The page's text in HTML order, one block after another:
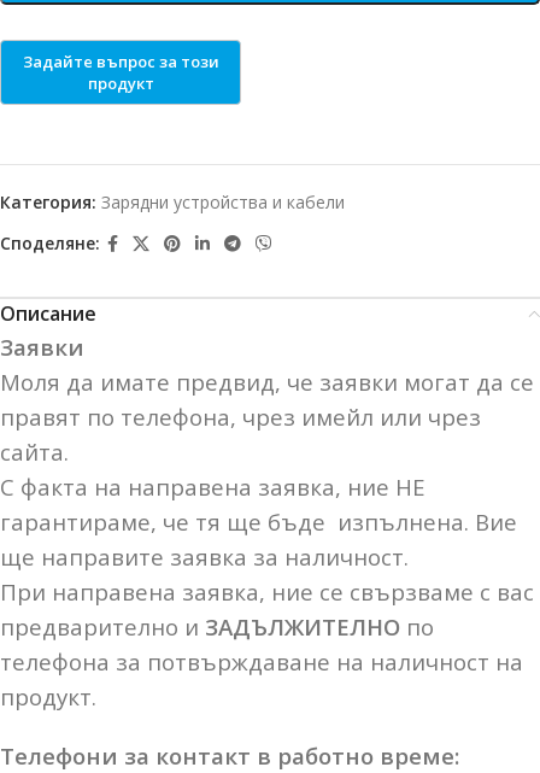
Категория: Зарядни устройства и кабели
Споделяне:
Описание
Заявки
Моля да имате предвид, че заявки могат да се
правят по телефона, чрез имейл или чрез
сайта.
С факта на направена заявка, ние НЕ
гарантираме, че тя ще бъде изпълнена. Вие
ще направите заявка за наличност.
При направена заявка, ние се свързваме с вас
предварително и ЗАДЪЛЖИТЕЛНО по
телефона за потвърждаване на наличност на
продукт.
Телефони за контакт в работно време: